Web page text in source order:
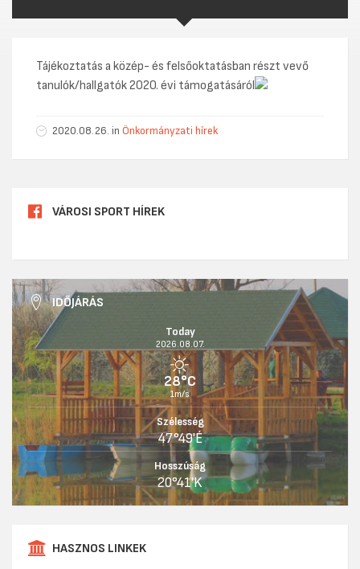
Tájékoztatás a közép- és felsőoktatásban részt vevő
tanulók/hallgatók 2020. évi támogatásáról
2020.08.26. in Önkormányzati hírek
VÁROSI SPORT HÍREK
IDŐJÁRÁS
Today
2026.08.07.
28°C
1m/s
Szélesség
47°49'É
Hosszúság
20°41'K
HASZNOS LINKEK